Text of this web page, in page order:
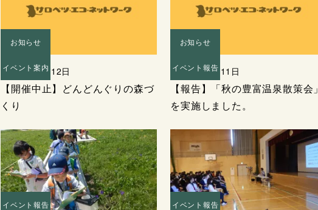
お知らせ
イベント案内
2025年10月12日
【開催中止】どんどんぐりの森づ
くり
お知らせ
イベント報告
2025年10月11日
【報告】「秋の豊富温泉散策会」
を実施しました。
イベント報告 イベント報告